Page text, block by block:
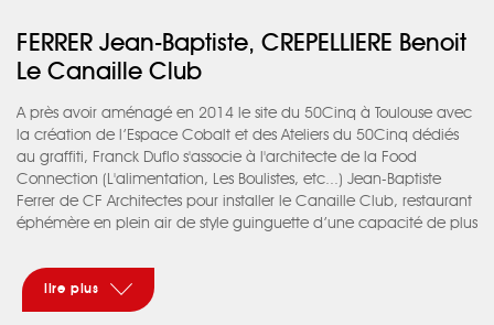
FERRER Jean-Baptiste, CREPELLIERE Benoit
Le Canaille Club
A près avoir aménagé en 2014 le site du 50Cinq à Toulouse avec
la création de l’Espace Cobalt et des Ateliers du 50Cinq dédiés
au graffiti, Franck Duflo s'associe à l'architecte de la Food
Connection (L'alimentation, Les Boulistes, etc...) Jean-Baptiste
Ferrer de CF Architectes pour installer le Canaille Club, restaurant
éphémère en plein air de style guinguette d’une capacité de plus
en plein remaniement, les containers maritimes étaient tout
indiqués pour abriter les différents kiosques servant à la
préparation et au stockage du restaurant. Ainsi une dizaine de
lire plus